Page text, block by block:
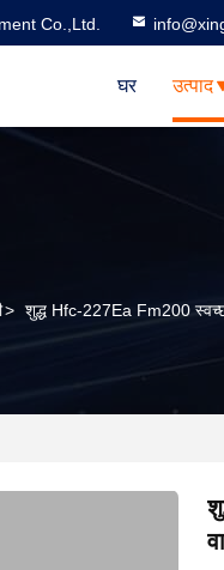
Co.,Ltd.
घर उत्पाद
> शुद्ध Hfc-227Ea Fm200